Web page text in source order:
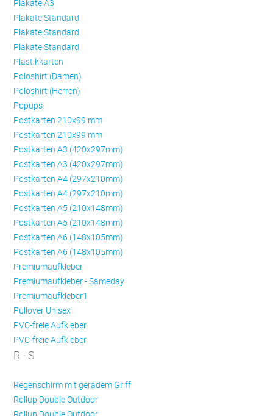
Plakate A3
Plakate Standard
Plakate Standard
Plakate Standard
Plastikkarten
Poloshirt (Damen)
Poloshirt (Herren)
Popups
Postkarten 210x99 mm
Postkarten 210x99 mm
Postkarten A3 (420x297mm)
Postkarten A3 (420x297mm)
Postkarten A4 (297x210mm)
Postkarten A4 (297x210mm)
Postkarten A5 (210x148mm)
Postkarten A5 (210x148mm)
Postkarten A6 (148x105mm)
Postkarten A6 (148x105mm)
Premiumaufkleber
Premiumaufkleber - Sameday
Premiumaufkleber1
Pullover Unisex
PVC-freie Aufkleber
PVC-freie Aufkleber
R - S
Regenschirm mit geradem Griff
Rollup Double Outdoor